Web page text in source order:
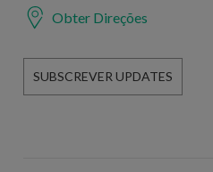
Obter Direções
SUBSCREVER UPDATES